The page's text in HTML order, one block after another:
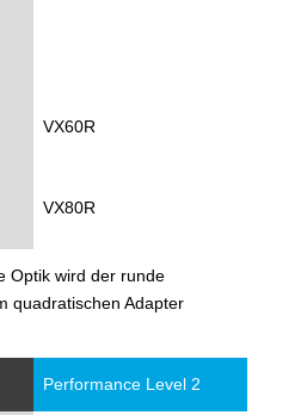
VX60R
VX80R
Optik wird der runde
quadratischen Adapter
Performance Level 2